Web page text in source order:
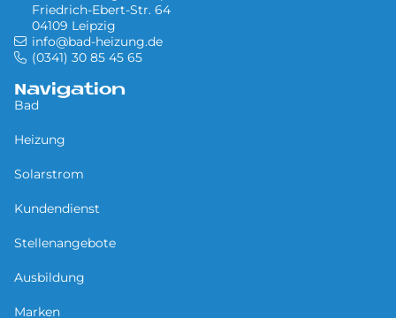
Friedrich-Ebert-Str. 64
04109 Leipzig
info@bad-heizung.de
(0341) 30 85 45 65
Navigation
Bad
Heizung
Solarstrom
Kundendienst
Stellenangebote
Ausbildung
Marken